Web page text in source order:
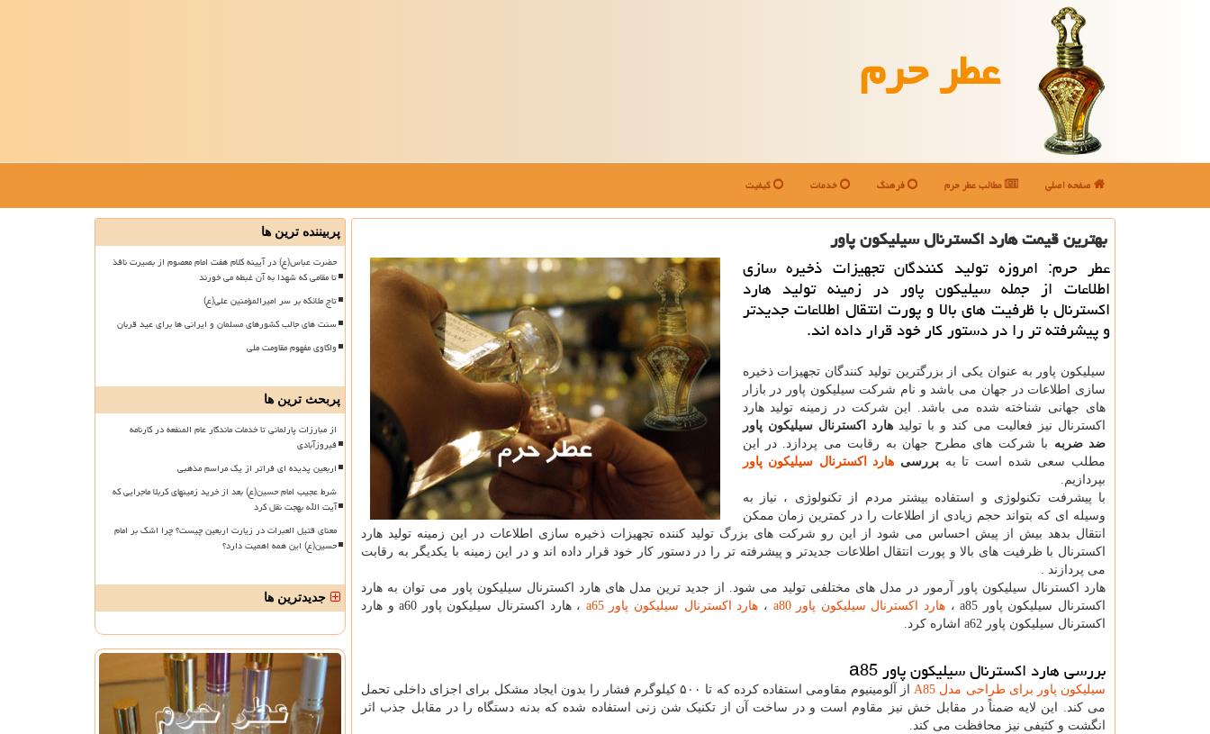
عطر حرم
صفحه اصلی مطالب عطر حرم فرهنگ خدمات کیفیت
بهترین قیمت هارد اكسترنال سیلیكون پاور
عطر حرم: امروزه تولید كنندگان تجهیزات ذخیره سازی
اطلاعات از جمله سیلیكون پاور در زمینه تولید هارد
اكسترنال با ظرفیت های بالا و پورت انتقال اطلاعات جدیدتر
و پیشرفته تر را در دستور كار خود قرار داده اند.
سیلیکون پاور به عنوان یکی از بزرگترین تولید کنندگان تجهیزات ذخیره
سازی اطلاعات در جهان می باشد و نام شرکت سیلیکون پاور در بازار
های جهانی شناخته شده می باشد. این شرکت در زمینه تولید هارد
اکسترنال نیز فعالیت می کند و با تولیدهارد اکسترنال سیلیکون پاور
ضد ضربه با شرکت های مطرح جهان به رقابت می پردازد. در این
مطلب سعی شده است تا به بررسی هارد اکسترنال سیلیکون پاور
بپردازیم.
با پیشرفت تکنولوژی و استفاده بیشتر مردم از تکنولوژی ، نیاز به
وسیله ای که بتواند حجم زیادی از اطلاعات را در کمترین زمان ممکن
انتقال بدهد بیش از پیش احساس می شود از این رو شرکت های بزرگ تولید کننده تجهیزات ذخیره سازی اطلاعات در این زمینه تولید هارد
اکسترنال با ظرفیت های بالا و پورت انتقال اطلاعات جدیدتر و پیشرفته تر را در دستور کار خود قرار داده اند و در این زمینه با یکدیگر به رقابت
می پردازند .
هارد اکسترنال سیلیکون پاور آرمور در مدل های مختلفی تولید می شود. از جدید ترین مدل های هارد اکسترنال سیلیکون پاور می توان به هارد
اکسترنال سیلیکون پاور a85،هارد اکسترنال سیلیکون پاورa80 ، هارد اکسترنال سیلیکون پاورa65 ، هارد اکسترنال سیلیکون پاور a60و هارد
اکسترنال سیلیکون پاور a62 اشاره کرد.
بررسی هارد اکسترنال سیلیکون پاورa85
سیلیکون پاور برای طراحی مدل A85
از آلومینیوم مقاومی استفاده کرده که تا ۵۰۰ کیلوگرم فشار را بدون ایجاد مشکل برای اجزای داخلی تحمل
می کند. این لایه ضمناً در مقابل خش نیز مقاوم است و در ساخت آن از تکنیک شن زنی استفاده شده که بدنه دستگاه را در مقابل جذب اثر
انگشت و کثیفی نیز محافظت می کند.
پربیننده ترین ها
حضرت عباس(ع) در آیینه کلام هفت امام معصوم از بصیرت نافذ
تا مقامی که شهدا به آن غبطه می خورند
تاج ملائکه بر سر امیرالمؤمنین علی(ع)
سنت های جالب کشورهای مسلمان و ایرانی ها برای عید قربان
واکاوی مفهوم مقاومت ملی
پربحث ترین ها
از مبارزات پارلمانی تا خدمات ماندگار عام المنفعه در کارنامه
فیروزآبادی
اربعین پدیده ای فراتر از یک مراسم مذهبی
شرط عجیب امام حسین(ع) بعد از خرید زمینهای کربلا ماجرایی که
آیت الله بهجت نقل کرد
معنای قتیل العبرات در زیارت اربعین چیست؟ چرا اشک بر امام
حسین(ع) این همه اهمیت دارد؟
جدیدترین ها